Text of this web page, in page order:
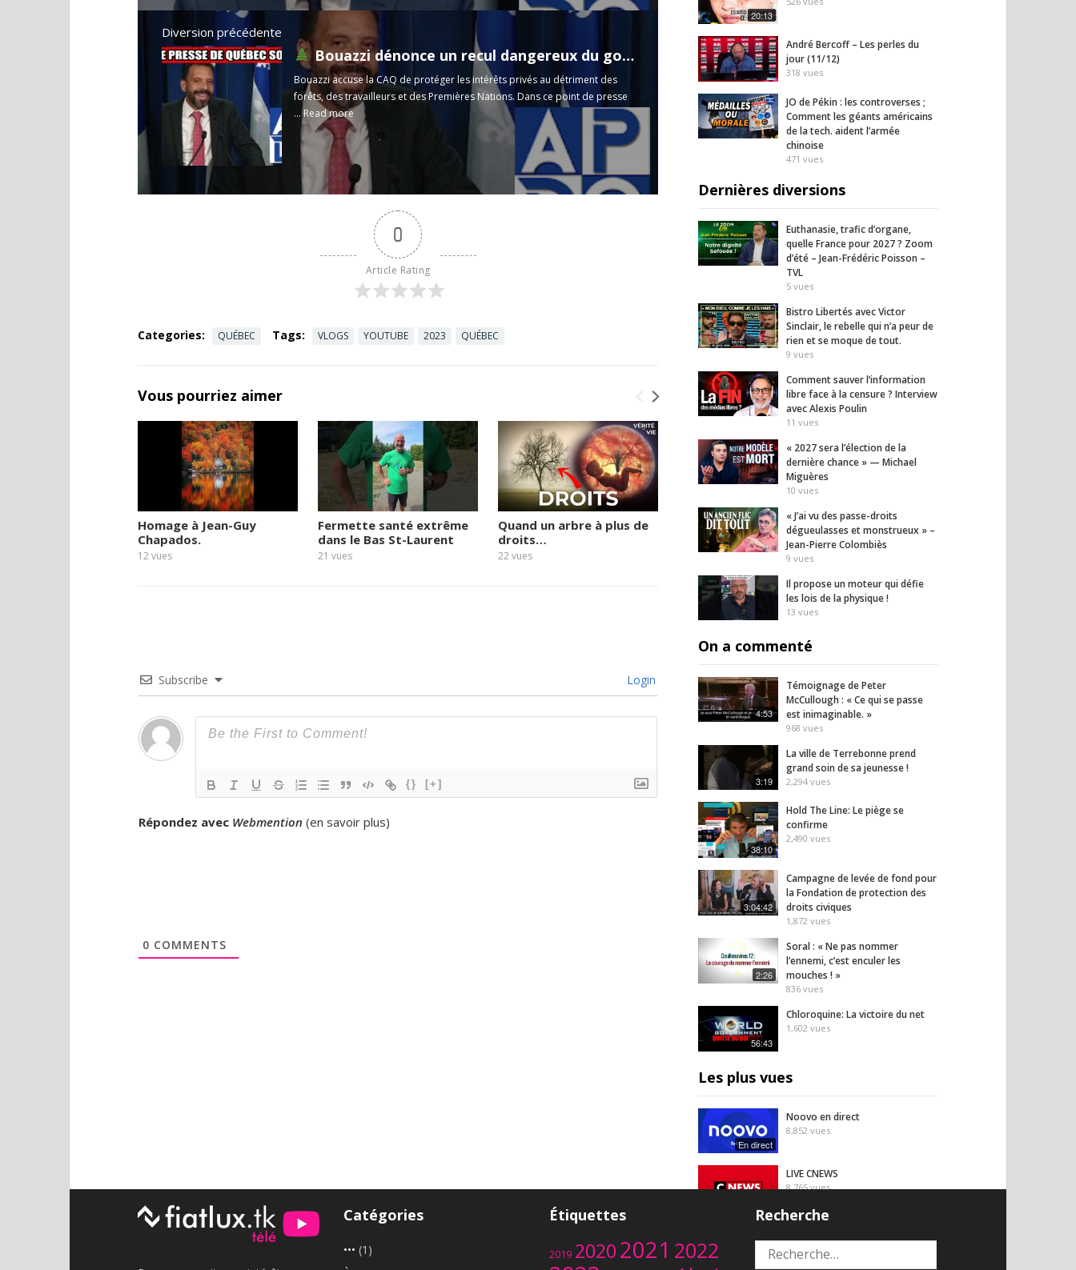
Diversion précédente
Bouazzi dénonce un recul dangereux du gouvernement!
Bouazzi accuse la CAQ de protéger les intérêts privés au détriment des
forêts, des travailleurs et des Premières Nations. Dans ce point de presse
...Read more
0
Article Rating
Categories: QUÉBEC Tags: VLOGS YOUTUBE 2023 QUÉBEC
Vous pourriez aimer
Homage à Jean-Guy
Chapados.
12vues
Fermette santé extrême
dans le Bas St-Laurent
21 vues
Quand un arbre à plus de
droits…
22vues
Le vieil homme au bout du
quai
vues
L’Iran lance un message
inquiétant
Subscribe Login
{} [+]
Répondez avec Webmention (en savoir plus)
0 COMMENTS
20:13
André Bercoff – Les perles du
jour (11/12)
318 vues
JO de Pékin : les controverses ;
Comment les géants américains
de la tech. aident l’armée
chinoise
471 vues
Dernières diversions
Euthanasie, trafic d’organe,
quelle France pour 2027 ? Zoom
d’été – Jean-Frédéric Poisson –
TVL
5 vues
Bistro Libertés avec Victor
Sinclair, le rebelle qui n’a peur de
rien et se moque de tout.
9 vues
Comment sauver l’information
libre face à la censure ? Interview
avec Alexis Poulin
11 vues
« 2027 sera l’élection de la
dernière chance » — Michael
Miguères
10 vues
« J’ai vu des passe-droits
dégueulasses et monstrueux » –
Jean-Pierre Colombiès
9 vues
Il propose un moteur qui défie
les lois de la physique !
13 vues
On a commenté
4:53
Témoignage de Peter
McCullough : « Ce qui se passe
est inimaginable. »
968 vues
3:19
La ville de Terrebonne prend
grand soin de sa jeunesse !
2,294 vues
38:10
Hold The Line: Le piège se
confirme
2,490 vues
3:04:42
Campagne de levée de fond pour
la Fondation de protection des
droits civiques
1,872 vues
2:26
Soral : « Ne pas nommer
l’ennemi, c’est enculer les
mouches ! »
836 vues
56:43
Chloroquine: La victoire du net
1,602 vues
Les plus vues
En direct
Noovo en direct
8,852 vues
LIVE CNEWS
8,765vues
En direct
8,714vues
Catégories
••• (1)
Étiquettes
2019 20202021 2022
Recherche
Rechercher :